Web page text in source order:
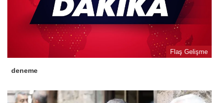
Flaş Gelişme
deneme